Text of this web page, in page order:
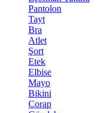
Pantolon
Tayt
Bra
Atlet
Şort
Etek
Elbise
Mayo
Bikini
Çorap